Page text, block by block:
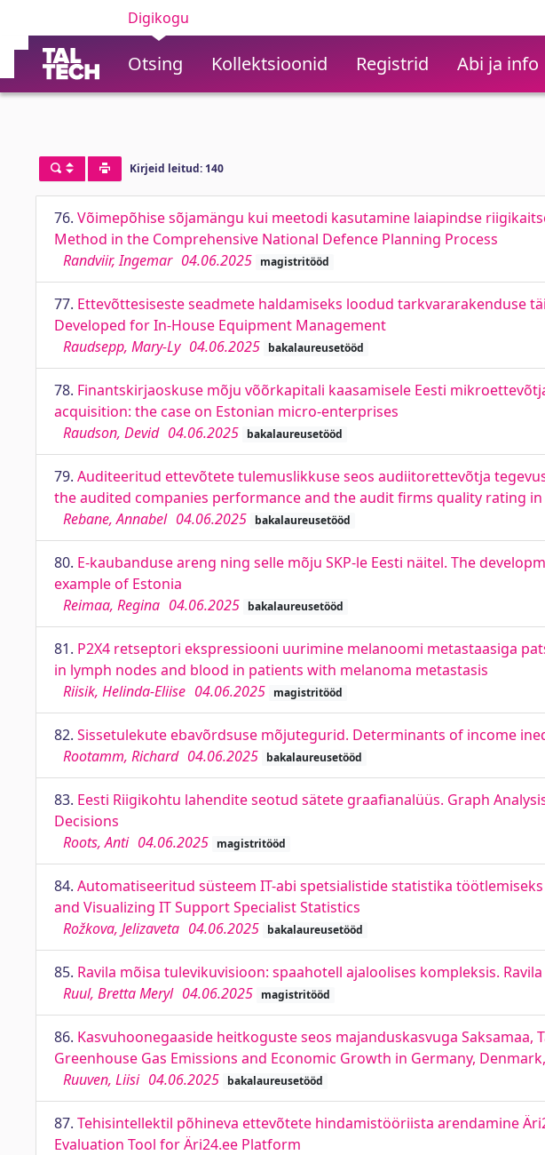
Digikogu
Otsing Kollektsioonid Registrid Abi ja info
Kirjeid leitud: 140
76. Võimepõhise sõjamängu kui meetodi kasutamine laiapindse
Method in the Comprehensive National Defence Planning Process
Randviir, Ingemar 04.06.2025 magistritööd
77. Ettevõttesiseste seadmete haldamiseks loodud tarkvararakenduse
Developed for In-House Equipment Management
Raudsepp, Mary-Ly 04.06.2025 bakalaureusetööd
78. Finantskirjaoskuse mõju võõrkapitali kaasamisele Eesti
acquisition: the case on Estonian micro-enterprises
Raudson, Devid 04.06.2025 bakalaureusetööd
79. Auditeeritud ettevõtete tulemuslikkuse seos audiitorettevõtja
the audited companies performance and the audit firms quality rating in
Rebane, Annabel 04.06.2025 bakalaureusetööd
80. E-kaubanduse areng ning selle mõju SKP-le Eesti näitel. The
example of Estonia
Reimaa, Regina 04.06.2025 bakalaureusetööd
81. P2X4 retseptori ekspressiooni uurimine melanoomi metastaasiga
in lymph nodes and blood in patients with melanoma metastasis
Riisik, Helinda-Eliise 04.06.2025 magistritööd
82. Sissetulekute ebavõrdsuse mõjutegurid. Determinants of income
Rootamm, Richard 04.06.2025 bakalaureusetööd
83. Eesti Riigikohtu lahendite seotud sätete graafianalüüs. Graph
Decisions
Roots, Anti 04.06.2025 magistritööd
84. Automatiseeritud süsteem IT-abi spetsialistide statistika
and Visualizing IT Support Specialist Statistics
Rožkova, Jelizaveta 04.06.2025 bakalaureusetööd
85. Ravila mõisa tulevikuvisioon: spaahotell ajaloolises kompleksis.
Ruul, Bretta Meryl 04.06.2025 magistritööd
86. Kasvuhoonegaaside heitkoguste seos majanduskasvuga Saksamaa,
Greenhouse Gas Emissions and Economic Growth in Germany,
Ruuven, Liisi 04.06.2025 bakalaureusetööd
87. Tehisintellektil põhineva ettevõtete hindamistööriista arendamine
Evaluation Tool for Äri24.ee Platform